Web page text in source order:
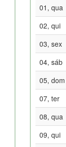
01, qua
02, qui
03, sex
04, sáb
05, dom
07, ter
08, qua
09, qui